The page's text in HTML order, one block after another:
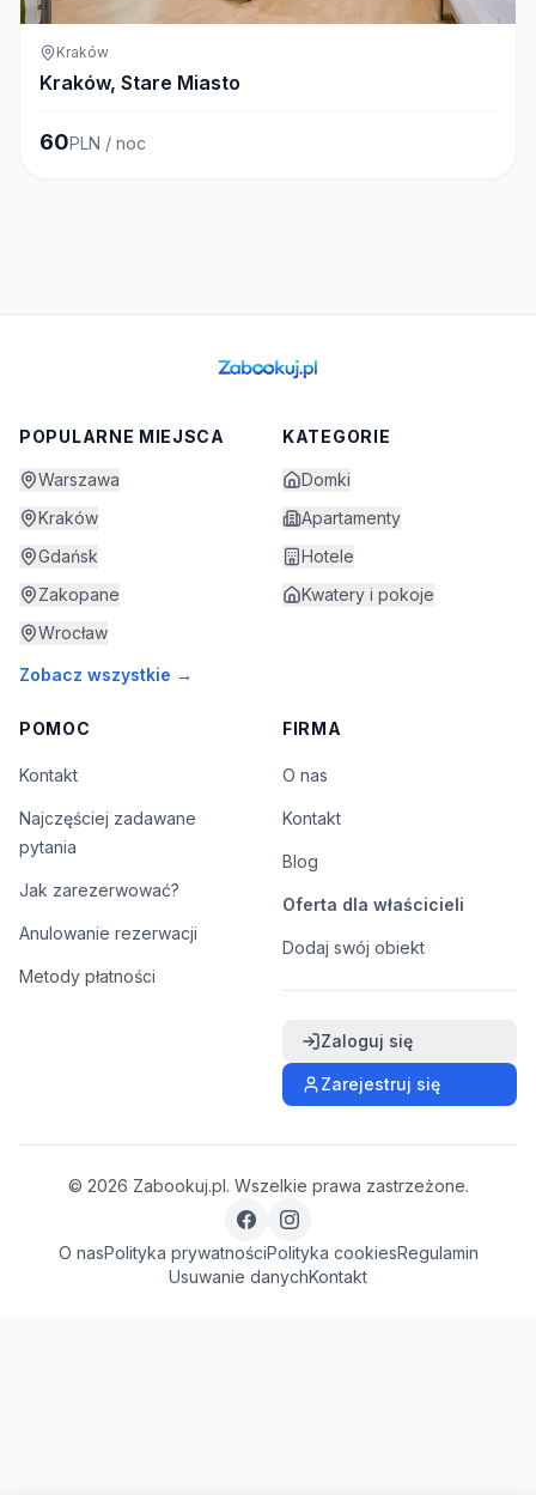
Kraków
Kraków, Stare Miasto
60PLN / noc
POPULARNE MIEJSCA
Warszawa
Kraków
Gdańsk
Zakopane
Wrocław
Zobacz wszystkie →
KATEGORIE
Domki
Apartamenty
Hotele
Kwatery i pokoje
POMOC
Kontakt
Najczęściej zadawane
pytania
Jak zarezerwować?
Anulowanie rezerwacji
Metody płatności
FIRMA
O nas
Kontakt
Blog
Oferta dla właścicieli
Dodaj swój obiekt
Zaloguj się
Zarejestruj się
© 2026 Zabookuj.pl. Wszelkie prawa zastrzeżone.
O nasPolityka prywatnościPolityka cookiesRegulamin
Usuwanie danychKontakt